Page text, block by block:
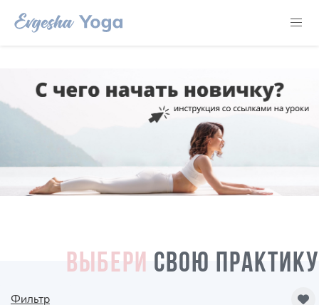
ВЫБЕРИ СВОЮ ПРАКТИКУ
Фильтр